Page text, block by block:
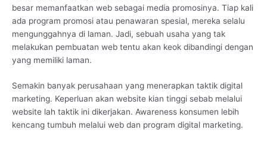
besar memanfaatkan web sebagai media promosinya. Tiap kali
ada program promosi atau penawaran spesial, mereka selalu
mengunggahnya di laman. Jadi, sebuah usaha yang tak
melakukan pembuatan web tentu akan keok dibandingi dengan
yang memiliki laman.
Semakin banyak perusahaan yang menerapkan taktik digital
marketing. Keperluan akan website kian tinggi sebab melalui
website lah taktik ini dikerjakan. Awareness konsumen lebih
kencang tumbuh melalui web dan program digital marketing.